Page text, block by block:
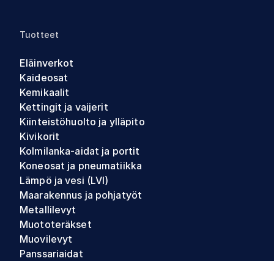
Tuotteet
Eläinverkot
Kaideosat
Kemikaalit
Kettingit ja vaijerit
Kiinteistöhuolto ja ylläpito
Kivikorit
Kolmilanka-aidat ja portit
Koneosat ja pneumatiikka
Lämpö ja vesi (LVI)
Maarakennus ja pohjatyöt
Metallilevyt
Muototeräkset
Muovilevyt
Panssariaidat